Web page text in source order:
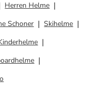
Herren Helme
Schoner
Skihelme